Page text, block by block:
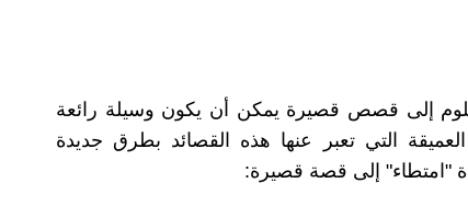
إلى قصص قصيرة يمكن أن يكون وسيلة رائعة
التي تعبر عنها هذه القصائد بطرق جديدة
"امتطاء" إلى قصة قصيرة: